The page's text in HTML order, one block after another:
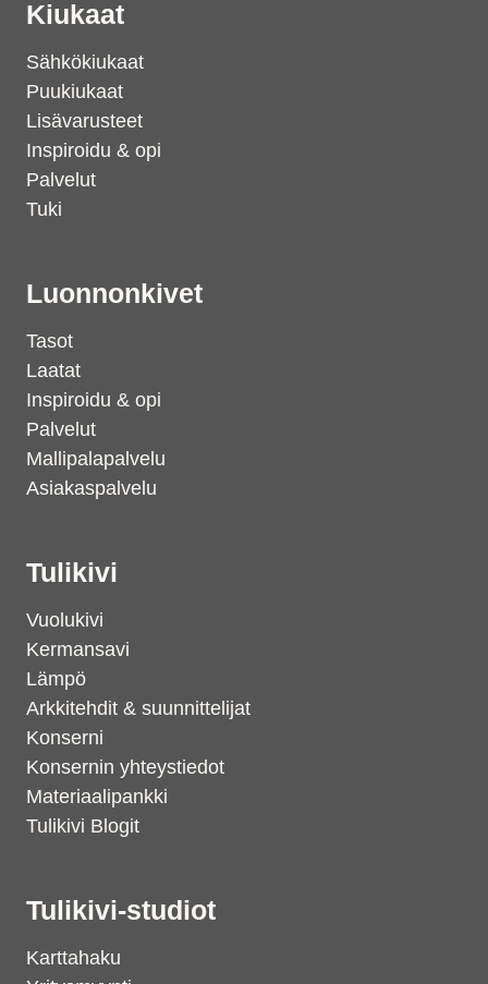
Kiukaat
Sähkökiukaat
Puukiukaat
Lisävarusteet
Inspiroidu & opi
Palvelut
Tuki
Luonnonkivet
Tasot
Laatat
Inspiroidu & opi
Palvelut
Mallipalapalvelu
Asiakaspalvelu
Tulikivi
Vuolukivi
Kermansavi
Lämpö
Arkkitehdit & suunnittelijat
Konserni
Konsernin yhteystiedot
Materiaalipankki
Tulikivi Blogit
Tulikivi-studiot
Karttahaku